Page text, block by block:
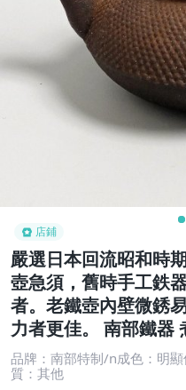
店鋪
嚴選日本回流昭和時
壺急須，舊時手工鉄
者。老鐵壺內壁微銹
力者更佳。 南部鐵器
品牌：南部特制/n成色：明
質：其他